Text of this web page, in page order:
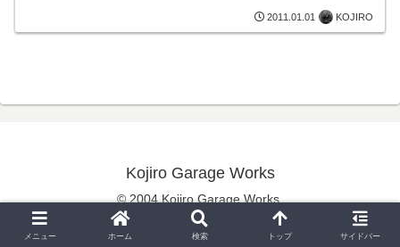
2011.01.01 KOJIRO
Kojiro Garage Works
© 2004 Kojiro Garage Works.
メニュー ホーム 検索 トップ サイドバー